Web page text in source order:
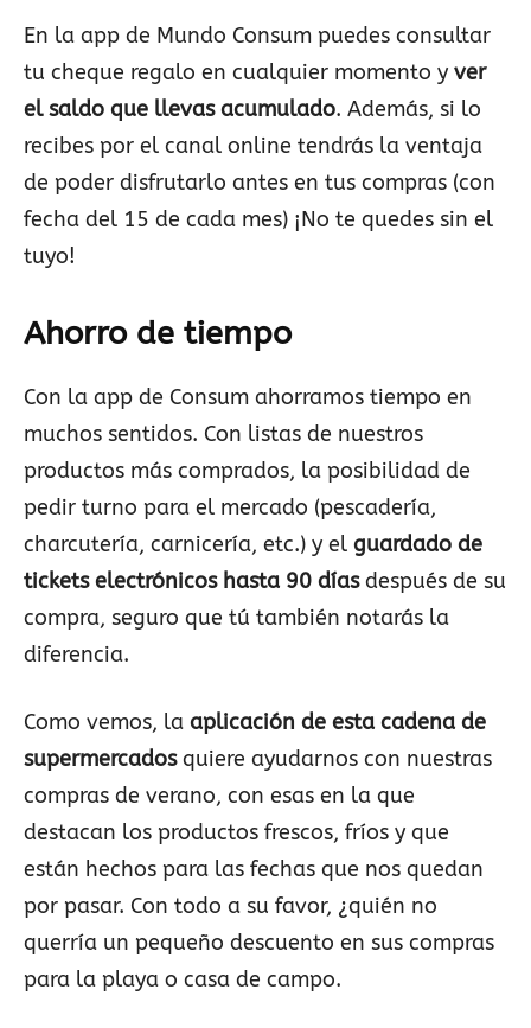
En la app de Mundo Consum puedes consultar
tu cheque regalo en cualquier momento y ver
el saldo que llevas acumulado. Además, si lo
recibes por el canal online tendrás la ventaja
de poder disfrutarlo antes en tus compras (con
fecha del 15 de cada mes) ¡No te quedes sin el
tuyo!
Ahorro de tiempo
Con la app de Consum ahorramos tiempo en
muchos sentidos. Con listas de nuestros
productos más comprados, la posibilidad de
pedir turno para el mercado (pescadería,
charcutería, carnicería, etc.) y el guardado de
tickets electrónicos hasta 90 díasdespués de su
compra, seguro que tú también notarás la
diferencia.
Como vemos, la aplicación de esta cadena de
supermercadosquiere ayudarnos con nuestras
compras de verano, con esas en la que
destacan los productos frescos, fríos y que
están hechos para las fechas que nos quedan
por pasar. Con todo a su favor, ¿quién no
querría un pequeño descuento en sus compras
para la playa o casa de campo.